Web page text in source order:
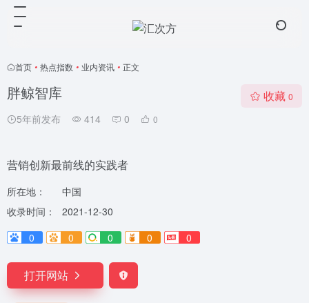
首页 • 热点指数 • 业内资讯 • 正文
胖鲸智库
5年前发布 414 0 0
收藏 0
营销创新最前线的实践者
所在地：
中国
收录时间：
2021-12-30
0
0 0 0 0
打开网站